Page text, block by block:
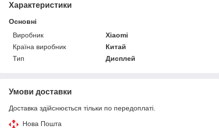
Характеристики
Основні
Виробник
Xiaomi
Країна виробник
Китай
Тип
Дисплей
Умови доставки
Доставка здійснюється тільки по передоплаті.
Нова Пошта